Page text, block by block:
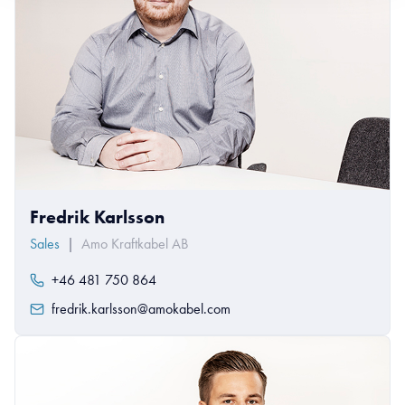
Fredrik Karlsson
Sales | Amo Kraftkabel AB
+46 481 750 864
fredrik.karlsson@amokabel.com